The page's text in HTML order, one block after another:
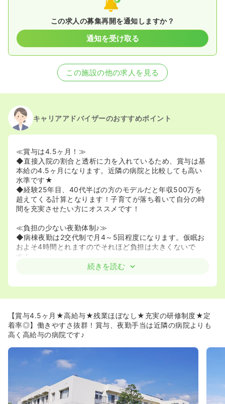
この求人の募集再開を通知しますか？
通知を受け取る
この施設の他の求人を見る
キャリアアドバイザーのおすすめポイント
≪賞与は4.5ヶ月！≫
◆直接入院の割合と透析に力を入れているため、賞与は基
本給の4.5ヶ月になります。近隣の病院と比較しても高い
水準です★
◆経験25年目、40代半ばの方のモデルだと年収500万を
超えてくる計算となります！子育てが落ち着いて自分の時
間を充実させたい方にオススメです！
≪負担の少ない夜勤体制♪≫
◆病棟夜勤は2交代制で月4～5回程度になります。仮眠お
およそ4時間とれますのでそれほど負担は大きくないで
す！
◆看護師さんの定着率がかなりよく30年目の方もいるほ
◆看護師さんは20代から50代まで幅広くいらっしゃいま
す！特に30～40代が多く、年齢も近いため和気あいあい
してています◎
≪残業ほぼなし！無理なく働けます！≫
◆オペがほとんどないので、バタバタすることはほとんど
◆受け持ち制を取っていますが、患者様の重症度や処置量
に偏りがないよう調整しています。また早帰りの時は受け
持ち人数を減らすように調整しています！
続きを読む
【賞与4.5ヶ月★高給与★残業ほぼなし★充実の研修制度★定
着率◎】働きやすさ抜群！賞与、夜勤手当は近隣の病院よりも
高く高給与の病院です♪